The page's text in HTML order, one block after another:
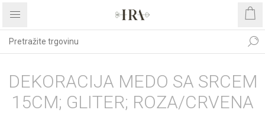
DEKORACIJA MEDO SA SRCEM
15CM; GLITER; ROZA/CRVENA